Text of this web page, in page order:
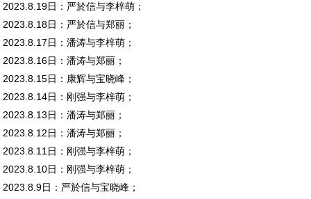
2023.8.19日：严於信与李梓萌；
2023.8.18日：严於信与郑丽；
2023.8.17日：潘涛与李梓萌；
2023.8.16日：潘涛与郑丽；
2023.8.15日：康辉与宝晓峰；
2023.8.14日：刚强与李梓萌；
2023.8.13日：潘涛与郑丽；
2023.8.12日：潘涛与郑丽；
2023.8.11日：刚强与李梓萌；
2023.8.10日：刚强与李梓萌；
2023.8.9日：严於信与宝晓峰；